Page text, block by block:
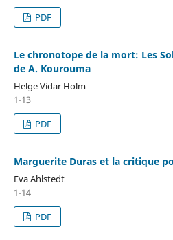
PDF
Le chronotope de la mort: Les
de A. Kourouma
Helge Vidar Holm
1-13
PDF
Marguerite Duras et la critique
Eva Ahlstedt
1-14
PDF